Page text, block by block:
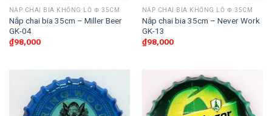
NẮP CHAI BIA KHỔNG LỒ Փ 35CM
Nắp chai bia 35cm – Miller Beer
GK-04
₫98,000
NẮP CHAI BIA KHỔNG LỒ Փ 35CM
Nắp chai bia 35cm – Never Work
GK-13
₫98,000